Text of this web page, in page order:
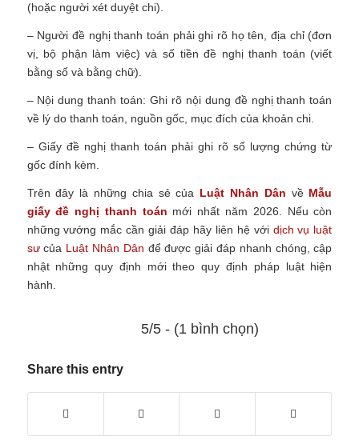
(hoặc người xét duyệt chi).
– Người đề nghị thanh toán phải ghi rõ họ tên, địa chỉ (đơn
vị, bộ phận làm việc) và số tiền đề nghị thanh toán (viết
bằng số và bằng chữ).
– Nội dung thanh toán: Ghi rõ nội dung đề nghị thanh toán
về lý do thanh toán, nguồn gốc, mục đích của khoản chi.
– Giấy đề nghị thanh toán phải ghi rõ số lượng chứng từ
gốc đính kèm.
Trên đây là những chia sẻ của Luật Nhân Dân về Mẫu
giấy đề nghị thanh toán mới nhất năm 2026.
Nếu còn
những vướng mắc cần giải đáp hãy liên hệ với dịch vụ luật
sưcủa Luật Nhân Dân để được giải đáp nhanh chóng, cập
nhật những quy định mới theo quy định pháp luật hiện
hành.
5/5 - (1 bình chọn)
Share this entry